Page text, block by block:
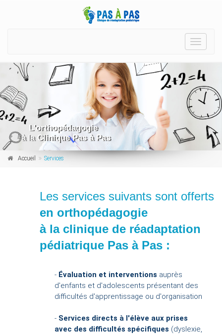
Toggle
L'orthopédagogie
à la Clinique Pas à Pas
Accueil Services
Les services suivants sont offerts
en orthopédagogie
à la clinique de réadaptation
pédiatrique Pas à Pas :
- Évaluation et interventions auprès
d'enfants et d'adolescents présentant des
difficultés d'apprentissage ou d'organisation
- Services directs à l'élève aux prises
avec des difficultés spécifiques (dyslexie,